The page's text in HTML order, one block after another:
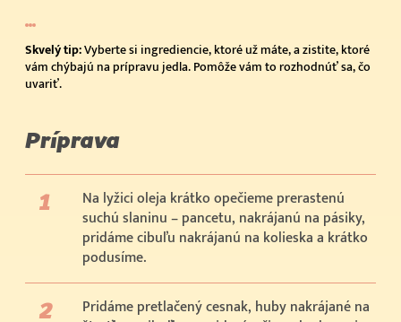
Skvelý tip:Vyberte si ingrediencie, ktoré už máte, a zistite, ktoré
vám chýbajú na prípravu jedla. Pomôže vám to rozhodnúť sa, čo
uvariť.
Príprava
Na lyžici oleja krátko opečieme prerastenú
suchú slaninu – pancetu, nakrájanú na pásiky,
pridáme cibuľu nakrájanú na kolieska a krátko
podusíme.
Pridáme pretlačený cesnak, huby nakrájané na